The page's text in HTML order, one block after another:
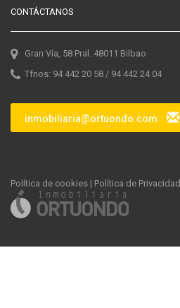
CONTÁCTANOS
Gran Vía, 58 Pral. 48011 Bilbao
Tfnos: 94 442 20 58 / 94 442 24 04
inmobiliaria@ortuondo.com
Política de cookies | Política de Privacidad